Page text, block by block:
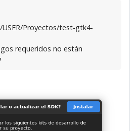
Proyectos/test-gtk4-
requeridos no están